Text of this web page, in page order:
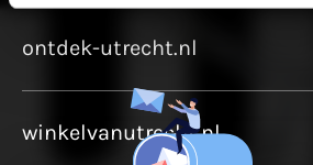
ontdek-utrecht.nl
winkelvanutrecht.nl